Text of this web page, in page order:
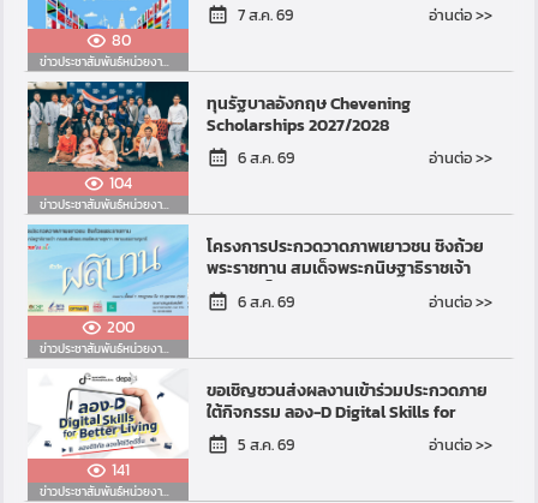
80
ข่าวประชาสัมพันธ์หน่วยงานอื่น
Resilient Futur...
7 ส.ค. 69 อ่านต่อ >>
104
ข่าวประชาสัมพันธ์หน่วยงานอื่น
ทุนรัฐบาลอังกฤษ Chevening
Scholarships 2027/2028
6 ส.ค. 69 อ่านต่อ >>
200
ข่าวประชาสัมพันธ์หน่วยงานอื่น
โครงการประกวดวาดภาพเยาวชน ชิงถ้วย
พระราชทาน สมเด็จพระกนิษฐาธิราชเจ้า
กรมสมเด็จพระเทพรัตนราชสุดาฯ สยาม
บรมราชกุมารี ฮอร์ส อ...
6 ส.ค. 69 อ่านต่อ >>
141
ข่าวประชาสัมพันธ์หน่วยงานอื่น
ขอเชิญชวนส่งผลงานเข้าร่วมประกวดภาย
ใต้กิจกรรม ลอง-D Digital Skills for
Better Living
5 ส.ค. 69 อ่านต่อ >>